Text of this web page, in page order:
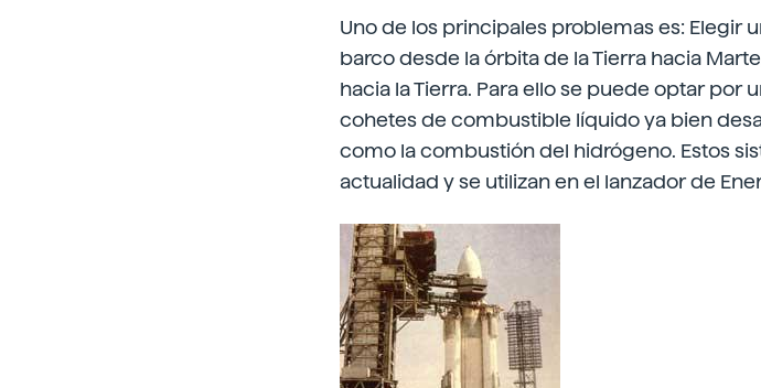
Uno de los principales problemas es: Elegir
barco desde la órbita de la Tierra hacia
hacia la Tierra. Para ello se puede optar por
cohetes de combustible líquido ya bien
como la combustión del hidrógeno. Estos
actualidad y se utilizan en el lanzador de